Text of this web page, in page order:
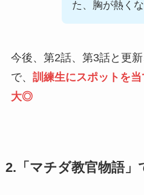
た、胸が熱く
今後、第2話、第3話と更
で、 訓練生にスポットを
大◎
2.「マチダ教官物語」